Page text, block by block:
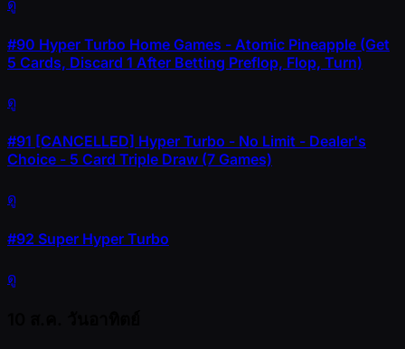
ดู
#90 Hyper Turbo Home Games - Atomic Pineapple (Get
5 Cards, Discard 1 After Betting Preflop, Flop, Turn)
ดู
#91 [CANCELLED] Hyper Turbo - No Limit - Dealer's
Choice - 5 Card Triple Draw (7 Games)
ดู
#92 Super Hyper Turbo
ดู